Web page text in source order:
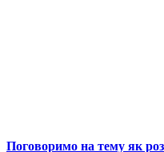
Поговоримо на тему як